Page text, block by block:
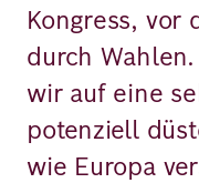
Kongress, vor
durch
wir auf eine
potenziell
wie Europa